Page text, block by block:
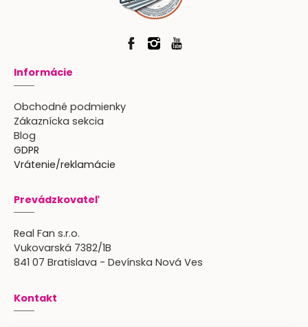
Informácie
Obchodné podmienky
Zákaznícka sekcia
Blog
GDPR
Vrátenie/reklamácie
Prevádzkovateľ
Real Fan s.r.o.
Vukovarská 7382/1B
841 07 Bratislava - Devínska Nová Ves
Kontakt